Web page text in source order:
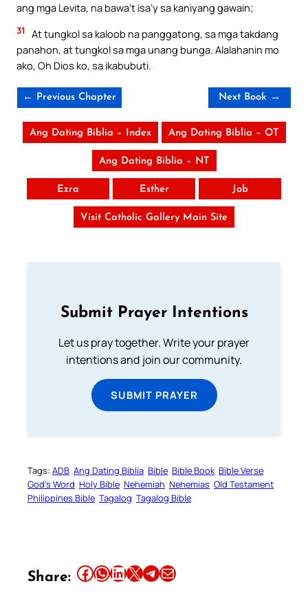
ang mga Levita, na bawa’t isa’y sa kaniyang gawain;
31
At tungkol sa kaloob na panggatong, sa mga takdang
panahon, at tungkol sa mga unang bunga. Alalahanin mo
ako, Oh Dios ko, sa ikabubuti.
← Previous Chapter Next Book →
Ang Dating Biblia – Index Ang Dating Biblia – OT
Ang Dating Biblia – NT
Ezra Esther Job
Visit Catholic Gallery Main Site
Submit Prayer Intentions
Let us pray together. Write your prayer
intentions and join our community.
SUBMIT PRAYER
Tags: ADB Ang Dating Biblia Bible Bible Book Bible Verse
God’s Word Holy Bible Nehemiah Nehemias Old Testament
Philippines Bible Tagalog Tagalog Bible
Share: Share this article on Facebook Share this article on WhatsApp Share this article on LinkedIn Share this article on X Share this article on TelegramEmail this Article